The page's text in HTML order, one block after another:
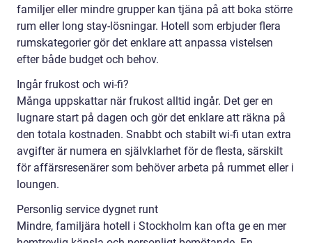
familjer eller mindre grupper kan tjäna på att boka större
rum eller long stay-lösningar. Hotell som erbjuder flera
rumskategorier gör det enklare att anpassa vistelsen
efter både budget och behov.
Ingår frukost och wi-fi?
Många uppskattar när frukost alltid ingår. Det ger en
lugnare start på dagen och gör det enklare att räkna på
den totala kostnaden. Snabbt och stabilt wi-fi utan extra
avgifter är numera en självklarhet för de flesta, särskilt
för affärsresenärer som behöver arbeta på rummet eller i
loungen.
Personlig service dygnet runt
Mindre, familjära hotell i Stockholm kan ofta ge en mer